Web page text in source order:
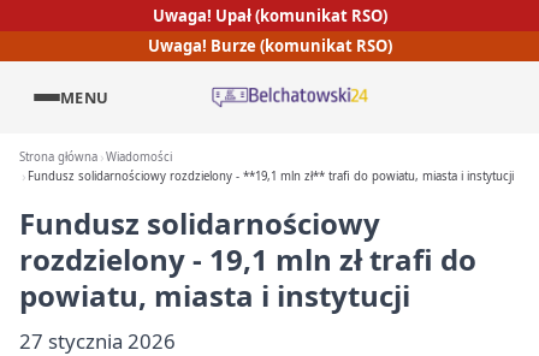
Uwaga! Upał (komunikat RSO)
Uwaga! Burze (komunikat RSO)
MENU
Strona główna Wiadomości
Fundusz solidarnościowy rozdzielony - **19,1 mln zł** trafi do powiatu, miasta i instytucji
Fundusz solidarnościowy
rozdzielony - 19,1 mln złtrafi do
powiatu, miasta i instytucji
27 stycznia 2026